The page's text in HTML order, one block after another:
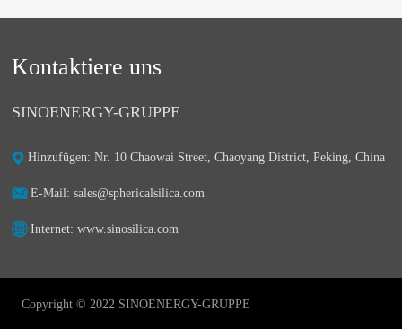
Kontaktiere uns
SINOENERGY-GRUPPE
Hinzufügen: Nr. 10 Chaowai Street, Chaoyang District, Peking, China
E-Mail: sales@sphericalsilica.com
Internet: www.sinosilica.com
Copyright © 2022 SINOENERGY-GRUPPE